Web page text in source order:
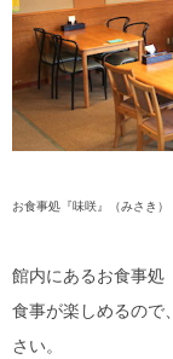
お食事処『味咲』（みさき）
館内にあるお食事処
食事が楽しめるので
さい。